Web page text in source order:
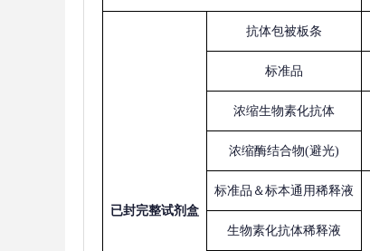
已封完整试剂盒
抗体包被板条
标准品
浓缩生物素化抗体
浓缩酶结合物(避光)
标准品＆标本通用稀释液
生物素化抗体稀释液